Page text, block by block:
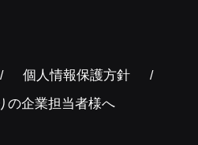
個人情報保護方針
の企業担当者様へ